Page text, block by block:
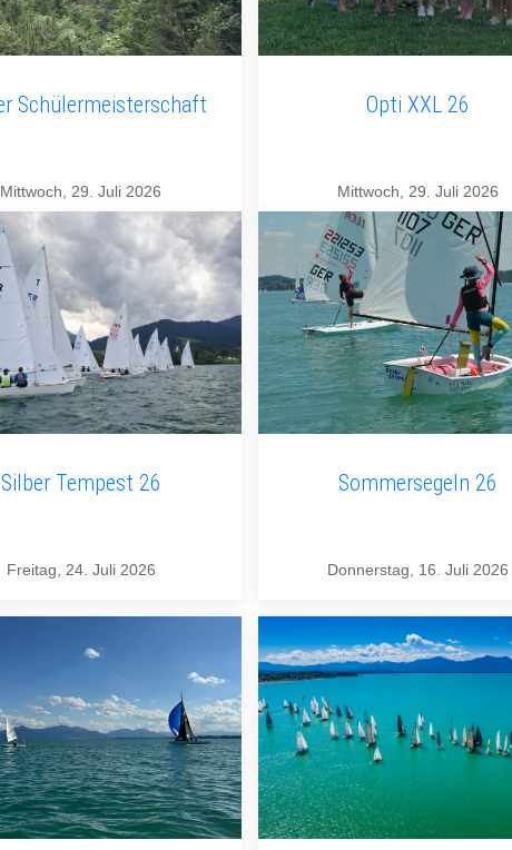
Schülermeisterschaft
Mittwoch, 29. Juli 2026
Opti XXL 26
Mittwoch, 29. Juli 2026
Silber Tempest 26
Freitag, 24. Juli 2026
Sommersegeln 26
Donnerstag, 16. Juli 2026